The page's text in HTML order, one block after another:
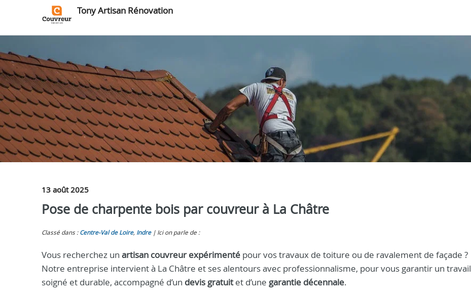
Tony Artisan Rénovation
13 août 2025
Pose de charpente bois par couvreur à La Châtre
Classé dans : Centre-Val de Loire, Indre Ici on parle de :
Vous recherchez un artisan couvreur expérimenté pour vos travaux de toiture ou de ravalement de façade ?
Notre entreprise intervient à La Châtre et ses alentours avec professionnalisme, pour vous garantir un travail
soigné et durable, accompagné d’un devis gratuitet d’une garantie décennale.